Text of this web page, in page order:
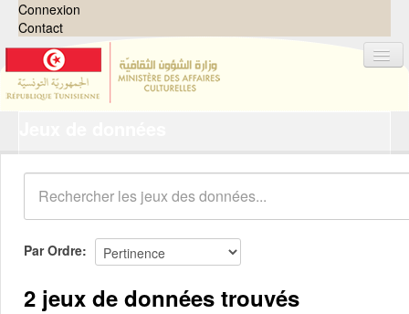
Connexion
Contact
Organisations
Groupes
Demandes 0
À propos
Par Ordre
2 jeux de données trouvés